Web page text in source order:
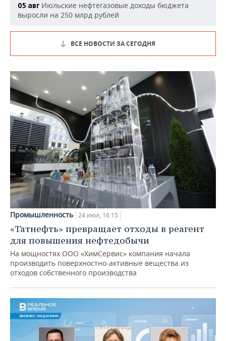
05 авг Июльские нефтегазовые доходы бюджета
выросли на 250 млрд рублей
ВСЕ НОВОСТИ ЗА СЕГОДНЯ
Промышленность 24 июл, 16:15
«Татнефть» превращает отходы в реагент
для повышения нефтедобычи
На мощностях ООО «ХимСервис» компания начала
производить поверхностно-активные вещества из
отходов собственного производства